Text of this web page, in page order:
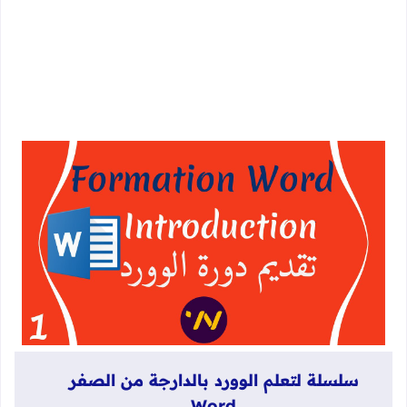
سلسلة لتعلم الوورد بالدارجة من الصفر